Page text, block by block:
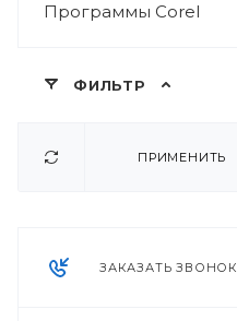
Программы Corel
ФИЛЬТР
ПРИМЕНИТЬ
ЗАКАЗАТЬ ЗВОНОК